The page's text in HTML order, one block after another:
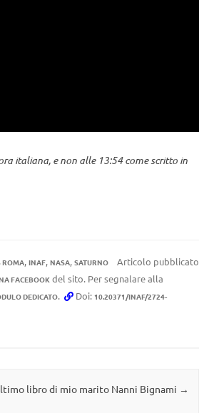
italiana, e non alle 13:54 come scritto in
ROMA, INAF, NASA, SATURNO
Articolo pubblicato
FACEBOOKdel sito. Per segnalare alla
DEDICATO. Doi: 10.20371/INAF/2724-
libro di mio marito Nanni Bignami →